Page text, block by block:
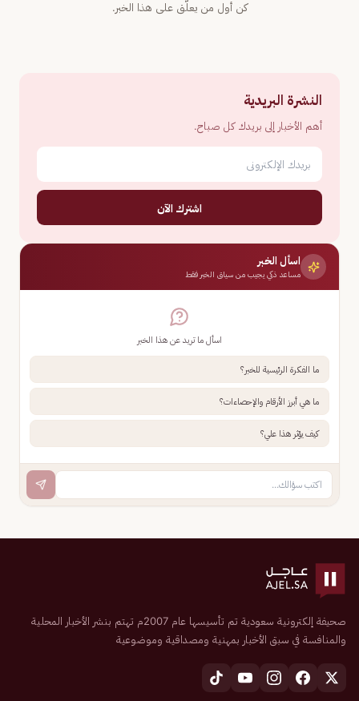
كن أول من يعلّق على هذا الخبر.
النشرة البريدية
أهم الأخبار إلى بريدك كل صباح.
اشترك الآن
اسأل الخبر
مساعد ذكي يجيب من سياق الخبر فقط
اسأل ما تريد عن هذا الخبر
ما الفكرة الرئيسية للخبر؟
ما هي أبرز الأرقام والإحصاءات؟
كيف يؤثر هذا علي؟
صحيفة إلكترونية سعودية تم تأسيسها عام 2007م تهتم بنشر الأخبار المحلية
والمنافسة في سبق الأخبار بمهنية ومصداقية وموضوعية